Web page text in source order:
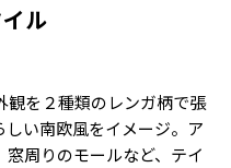
ル
観を２種類のレンガ柄で張
しい南欧風をイメージ。ア
周りのモールなど、テイ